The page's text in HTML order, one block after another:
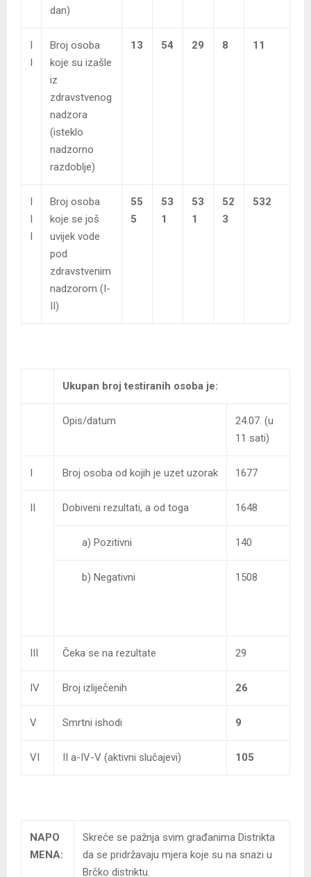
dan)
I
I
Broj osoba
koje su izašle
iz
zdravstvenog
nadzora
(isteklo
nadzorno
razdoblje)
13 54 29 8 11
I
I
I
Broj osoba
koje se još
uvijek vode
pod
zdravstvenim
nadzorom (I-
II)
55
5
53
1
53
1
52
3
532
Ukupan broj testiranih osoba je:
Opis/datum
24.07. (u
11 sati)
I Broj osoba od kojih je uzet uzorak 1677
II Dobiveni rezultati, a od toga 1648
a) Pozitivni 140
b) Negativni 1508
III Čeka se na rezultate 29
IV Broj izliječenih 26
V Smrtni ishodi 9
VI II a-IV-V (aktivni slučajevi) 105
NAPO
MENA:
Skreće se pažnja svim građanima Distrikta
da se pridržavaju mjera koje su na snazi u
Brčko distriktu.